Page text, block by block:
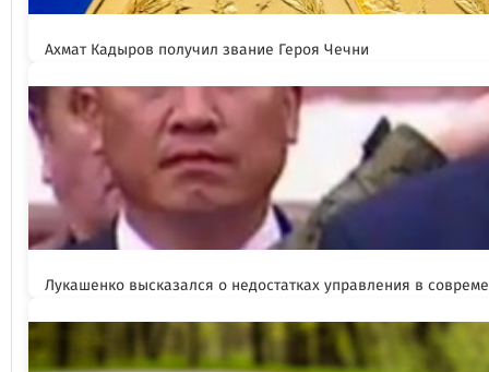
Ахмат Кадыров получил звание Героя Чечни
Лукашенко высказался о недостатках управления в